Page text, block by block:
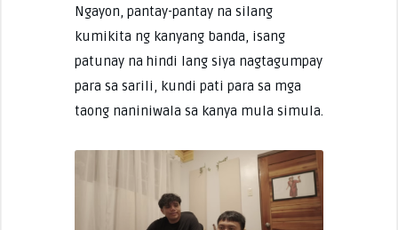
Ngayon, pantay-pantay na silang
kumikita ng kanyang banda, isang
patunay na hindi lang siya nagtagumpay
para sa sarili, kundi pati para sa mga
taong naniniwala sa kanya mula simula.